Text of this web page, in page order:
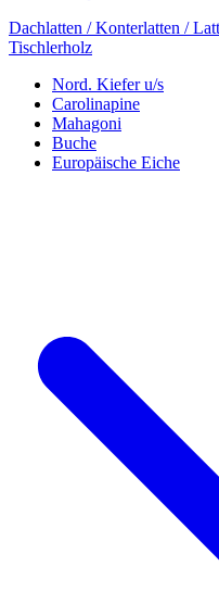
Dachlatten / Konterlatten /
Tischlerholz
Nord. Kiefer u/s
Carolinapine
Mahagoni
Buche
Europäische Eiche